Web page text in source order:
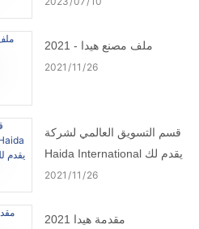
ملف مصنع هيدا - 2021
2021 11 26
قسم التسويق العالمي لشركة
Haida International يقدم لك
2021 11 26
مقدمة هيدا 2021